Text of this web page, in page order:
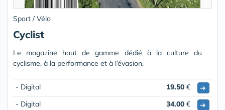
Sport / Vélo
Cyclist
Le magazine haut de gamme dédié à la culture du
cyclisme, à la performance et à l’évasion.
- Digital 19.50 €
➔
- Digital
34.00 € ➔